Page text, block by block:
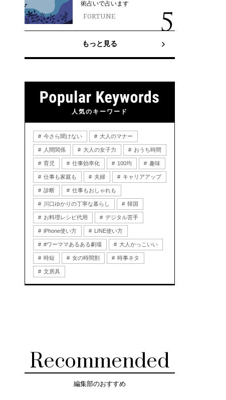
術占いで占います
FORTUNE
もっと見る
人気のキーワード
今さら聞けない 大人のマナー
人間関係 大人の女子力 おうち時間
育児 仕事効率化 100均 趣味
仕事も家庭も 夫婦 キャリアアップ
診断 仕事もおしゃれも
川口ゆかりの丁寧な暮らし 韓国
お料理レシピ代用 デジタル苦手
iPhone使い方 LINE使い方
#ワーママあるある劇場 大人かっこいい
時短 女の時間割 時事ネタ
文房具
Recommended
編集部のおすすめ